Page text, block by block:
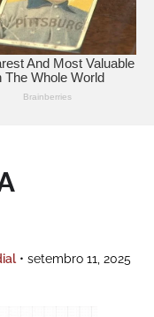
• setembro 11, 2025